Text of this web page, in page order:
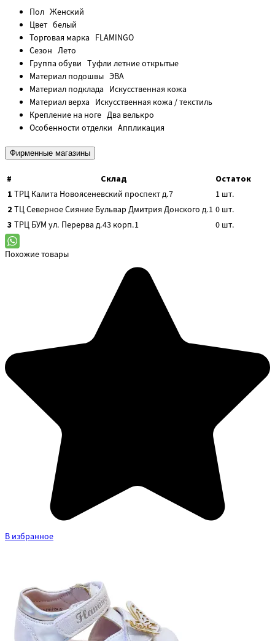
Пол Женский
Цвет белый
Торговая марка FLAMINGO
Сезон Лето
Группа обуви Туфли летние открытые
Материал подошвы ЭВА
Материал подклада Искусственная кожа
Материал верха Искусственная кожа / текстиль
Крепление на ноге Два велькро
Особенности отделки Аппликация
Фирменные магазины
# Склад
Остаток
1 ТРЦ Калита Новоясеневский проспект д.7 1 шт.
2 ТЦ Северное Сияние Бульвар Дмитрия Донского д.1 0 шт.
3 ТРЦ БУМ ул. Перерва д.43 корп.1 0 шт.
Похожие товары
В избранное